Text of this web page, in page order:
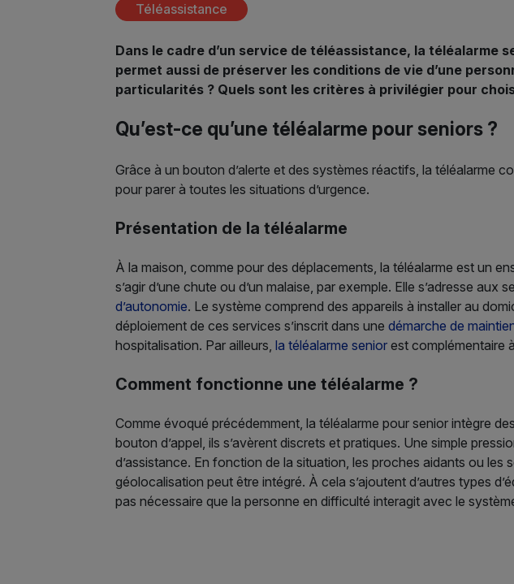
Téléassistance
Dans le cadre d’un service de téléassistance, la téléalarme
permet aussi de préserver les conditions de vie d’une
particularités ? Quels sont les critères à privilégier pour
Qu’est-ce qu’une téléalarme pour seniors ?
Grâce à un bouton d’alerte et des systèmes réactifs, la téléalarme
pour parer à toutes les situations d’urgence.
Présentation de la téléalarme
À la maison, comme pour des déplacements, la téléalarme est un
s’agir d’une chute ou d’un malaise, par exemple. Elle s’adresse
d’autonomie. Le système comprend des appareils à installer au
déploiement de ces services s’inscrit dans une démarche de
hospitalisation. Par ailleurs, la téléalarme senior est complémentaire
Comment fonctionne une téléalarme ?
Comme évoqué précédemment, la téléalarme pour senior intègre
bouton d’appel, ils s’avèrent discrets et pratiques. Une simple
d’assistance. En fonction de la situation, les proches aidants ou les
géolocalisation peut être intégré. À cela s’ajoutent d’autres types
pas nécessaire que la personne en difficulté interagit avec le